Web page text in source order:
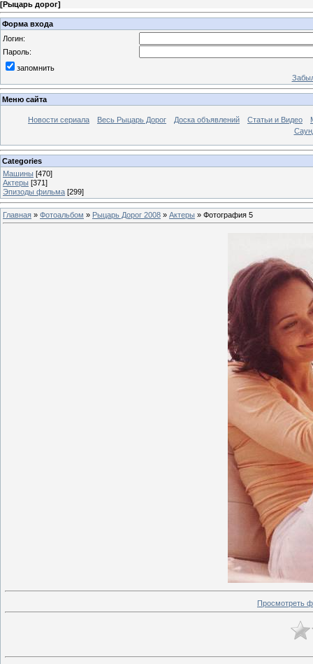
[Рыцарь дорог]
Форма входа
Логин:
Пароль:
запомнить
Меню сайта
Новости сериала Весь Рыцарь Дорог Доска объявлений Статьи и Видео
Categories
Машины [470]
Актеры [371]
Эпизоды фильма [299]
Главная » Фотоальбом » Рыцарь Дорог 2008 » Актеры » Фотография 5
Просмотреть